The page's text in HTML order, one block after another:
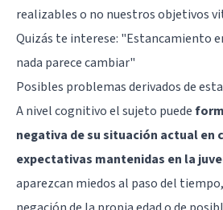
realizables o no nuestros objetivos
Quizás te interese: "Estancamiento
nada parece cambiar"
Posibles problemas derivados de
A nivel cognitivo el sujeto puede
negativa de su situación actual en
expectativas mantenidas en la
aparezcan miedos al paso del